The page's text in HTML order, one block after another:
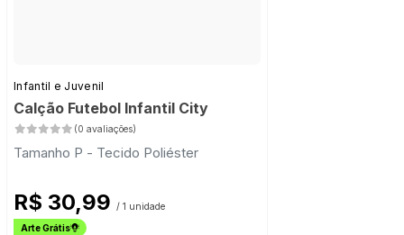
Infantil e Juvenil
Calção Futebol Infantil City
(0 avaliações)
Tamanho P - Tecido Poliéster
R$ 30,99 / 1 unidade
Arte Grátis